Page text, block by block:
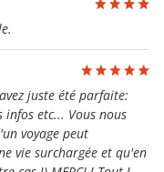
juste été parfaite:
etc... Vous nous
voyage peut
vie surchargée et qu'en